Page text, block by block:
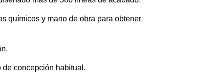
químicos y mano de obra para obtener
de concepción habitual.